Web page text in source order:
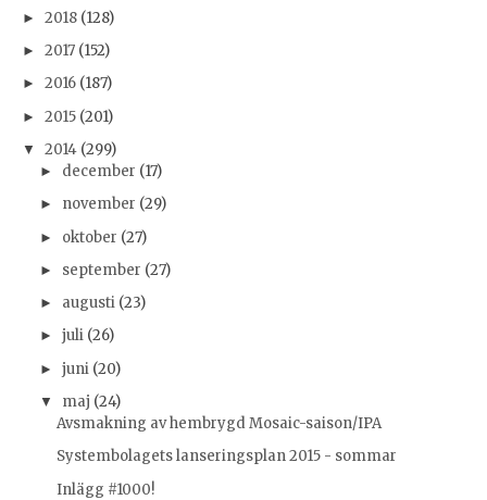
► 2018 (128)
► 2017 (152)
► 2016 (187)
► 2015 (201)
▼ 2014 (299)
► december (17)
► november (29)
► oktober (27)
► september (27)
► augusti (23)
► juli (26)
► juni (20)
▼ maj (24)
Avsmakning av hembrygd Mosaic-saison/IPA
Systembolagets lanseringsplan 2015 - sommar
Inlägg #1000!